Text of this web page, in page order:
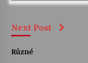
Next Post
Různé